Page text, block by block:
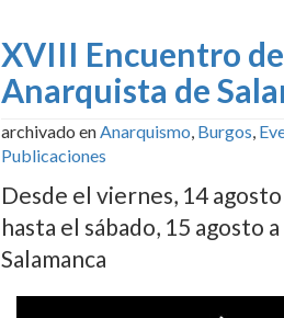
XVIII Encuentro
Anarquista de
archivado enAnarquismo, Burgos,
Publicaciones
Desde el viernes, 14
hasta el sábado, 15 agosto
Salamanca